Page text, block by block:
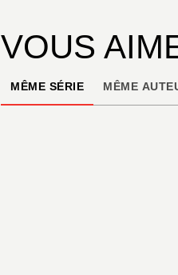
VOUS
MÊME SÉRIE MÊME